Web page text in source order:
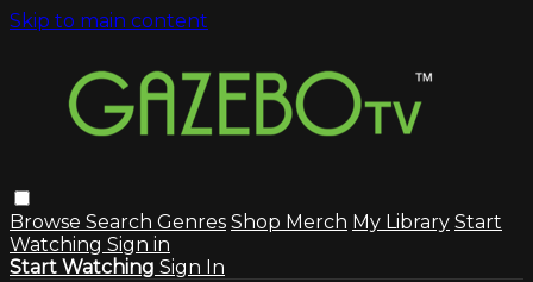
Skip to main content
Browse Search Genres Shop Merch My Library Start
Watching Sign in
Start Watching Sign In